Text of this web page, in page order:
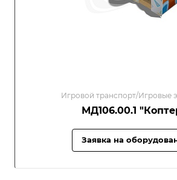
Игровой транспорт/Игровые
МД106.00.1
Заявка на